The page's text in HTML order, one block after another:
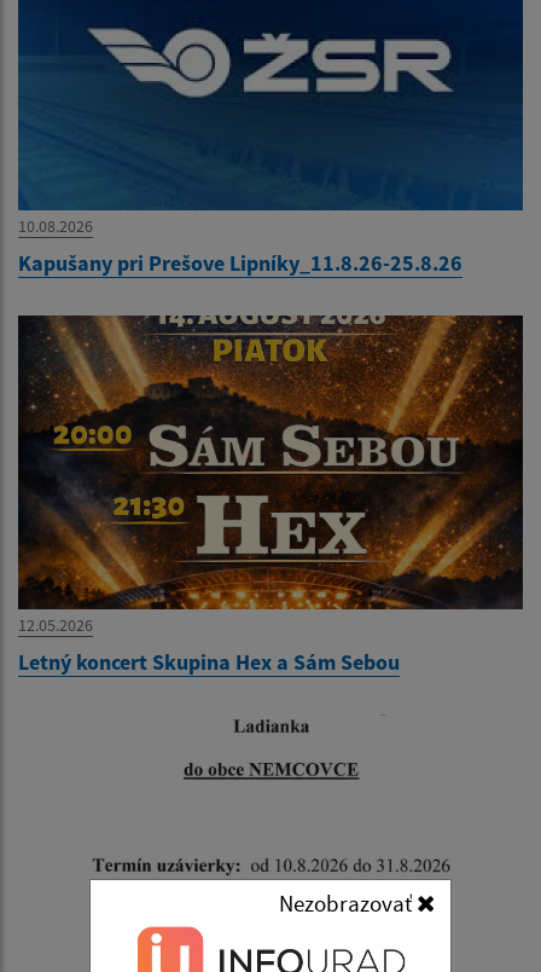
Nezobrazovať
10.08.2026
Kapušany pri Prešove Lipníky_11.8.26-25.8.26
12.05.2026
Letný koncert Skupina Hex a Sám Sebou